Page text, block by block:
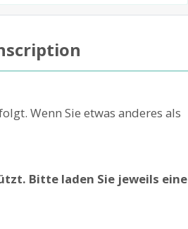
Wenn Sie etwas anderes als
Bitte laden Sie jeweils eine